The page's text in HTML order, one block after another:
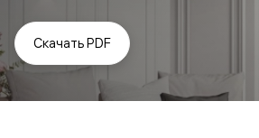
Скачать PDF